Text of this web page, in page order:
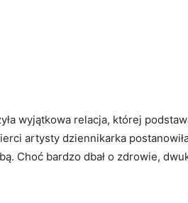
wyjątkowa relacja, której
artysty dziennikarka
Choć bardzo dbał o zdrowie,